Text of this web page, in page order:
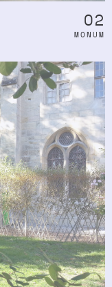
02
MONUM